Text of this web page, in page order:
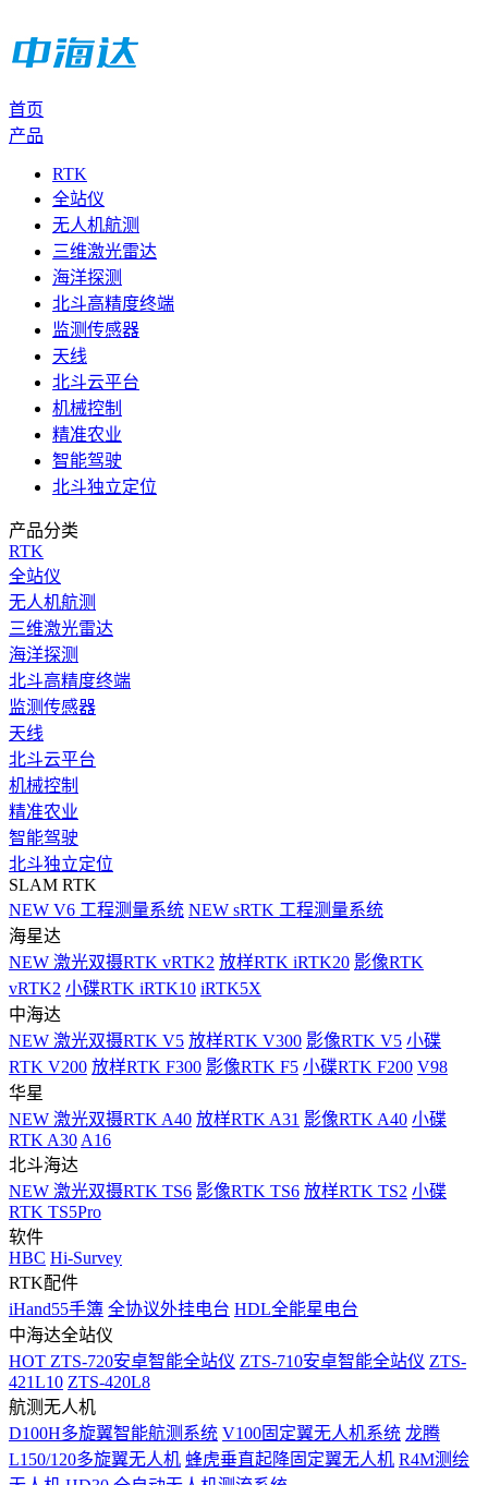
首页
产品
RTK
全站仪
无人机航测
三维激光雷达
海洋探测
北斗高精度终端
监测传感器
天线
北斗云平台
机械控制
精准农业
智能驾驶
北斗独立定位
产品分类
RTK
全站仪
无人机航测
三维激光雷达
海洋探测
北斗高精度终端
监测传感器
天线
北斗云平台
机械控制
精准农业
智能驾驶
北斗独立定位
SLAM RTK
NEW V6 工程测量系统 NEW sRTK 工程测量系统
海星达
NEW 激光双摄RTK vRTK2 放样RTK iRTK20 影像RTK
vRTK2 小碟RTK iRTK10 iRTK5X
中海达
NEW 激光双摄RTK V5 放样RTK V300 影像RTK V5 小碟
RTK V200 放样RTK F300 影像RTK F5 小碟RTK F200 V98
华星
NEW 激光双摄RTK A40 放样RTK A31 影像RTK A40 小碟
RTK A30 A16
北斗海达
NEW 激光双摄RTK TS6 影像RTK TS6 放样RTK TS2 小碟
RTK TS5Pro
软件
HBC Hi-Survey
RTK配件
iHand55手簿 全协议外挂电台 HDL全能星电台
中海达全站仪
HOT ZTS-720安卓智能全站仪 ZTS-710安卓智能全站仪 ZTS-
421L10 ZTS-420L8
航测无人机
D100H多旋翼智能航测系统 V100固定翼无人机系统 龙腾
L150/120多旋翼无人机 蜂虎垂直起降固定翼无人机 R4M测绘